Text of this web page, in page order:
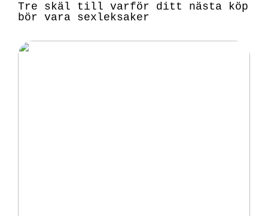
Tre skäl till varför ditt nästa köp
bör vara sexleksaker